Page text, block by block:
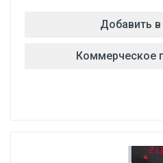
Добавить
Коммерческое